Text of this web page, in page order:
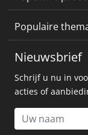
Populaire
Nieuwsbrief
Schrijf u nu in
acties of